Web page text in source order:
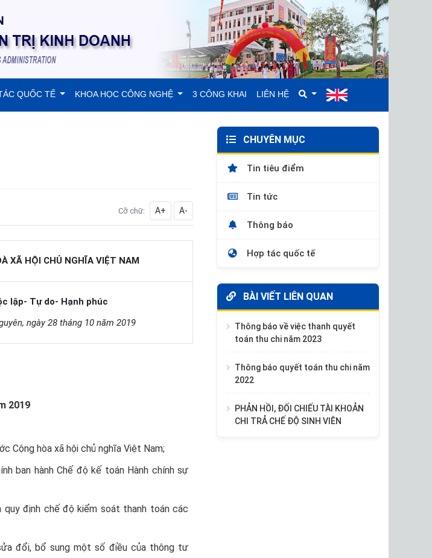
QUỐC TẾ KHOA HỌC CÔNG NGHỆ 3 CÔNG KHAI LIÊN HỆ
Cỡ chữ: A+ A-
XÃ HỘI CHỦ NGHĨA VIỆT NAM
lập- Tự do- Hạnh phúc
ngày 28 tháng 10 năm 2019
2019
Cộng hòa xã hội chủ nghĩa Việt Nam;
ban hành Chế độ kế toán Hành chính sự
định chế độ kiểm soát thanh toán các
đổi, bổ sung một số điều của thông tư
CHUYÊN MỤC
Tin tiêu điểm
Tin tức
Thông báo
Hợp tác quốc tế
BÀI VIẾT LIÊN QUAN
Thông báo về việc thanh quyết
toán thu chi năm 2023
Thông báo quyết toán thu chi năm
2022
PHẢN HỒI, ĐỐI CHIẾU TÀI KHOẢN
CHI TRẢ CHẾ ĐỘ SINH VIÊN